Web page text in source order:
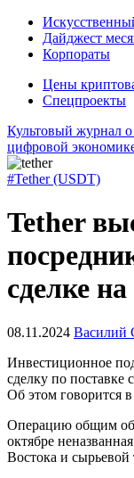
Дайджест
Корпораты
Цены
Спецпроекты
Культовый журнал
цифровой
#Tether (USDT)
Tether
сделке
08.11.2024 Василий
Инвестиционное
сделку по поставке
Об этом говорится в
Операцию общим
октябре
Востока и сырьевой